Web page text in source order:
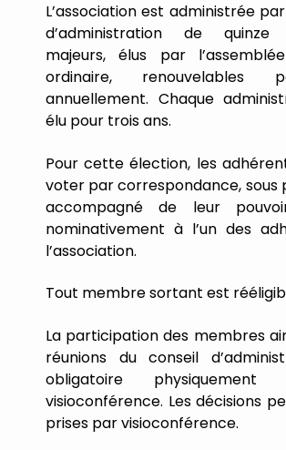
L’association est administrée par
d’administration de quinze
majeurs,
élus par l’assemblée
ordinaire,
renouvelables
annuellement. Chaque
élu pour troisans.
Pour cette élection, les
voter parcorrespondance, sous
accompagné
de leur
nominativement à l’un des
l’association.
Tout membresortant est
La participation des membres
réunions
du conseil d’
obligatoire
visioconférence. Les décisions
prises par visioconférence.